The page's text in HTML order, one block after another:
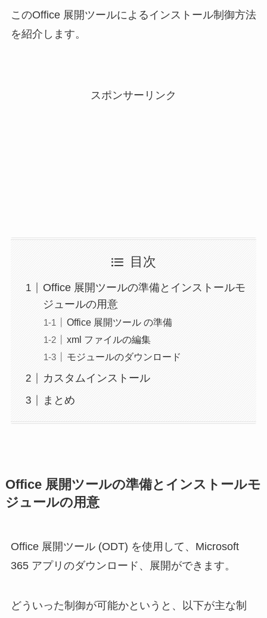
このOffice 展開ツールによるインストール制御方法
を紹介します。
スポンサーリンク
目次
Office 展開ツールの準備とインストールモ
ジュールの用意
Office 展開ツール の準備
xml ファイルの編集
モジュールのダウンロード
カスタムインストール
まとめ
Office 展開ツールの準備とインストールモ
ジュールの用意
Office 展開ツール (ODT) を使用して、Microsoft
365 アプリのダウンロード、展開ができます。
どういった制御が可能かというと、以下が主な制